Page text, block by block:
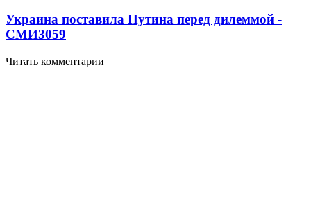
Украина поставила Путина перед дилеммой -
СМИ3059
Читать комментарии